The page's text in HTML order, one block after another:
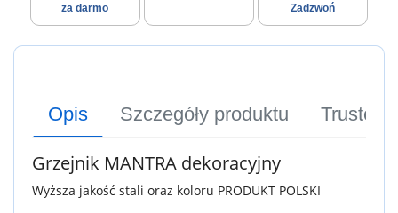
za darmo
Zadzwoń
Opis Szczegóły produktu Trusted
Grzejnik MANTRA dekoracyjny
Wyższa jakość stali oraz koloru PRODUKT POLSKI